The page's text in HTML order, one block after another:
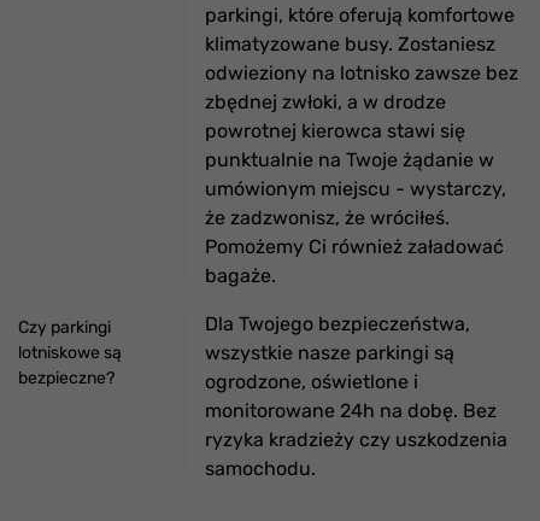
parkingi, które oferują komfortowe
klimatyzowane busy. Zostaniesz
odwieziony na lotnisko zawsze bez
zbędnej zwłoki, a w drodze
powrotnej kierowca stawi się
punktualnie na Twoje żądanie w
umówionym miejscu - wystarczy,
że zadzwonisz, że wróciłeś.
Pomożemy Ci również załadować
bagaże.
Czy parkingi
lotniskowe są
bezpieczne?
Dla Twojego bezpieczeństwa,
wszystkie nasze parkingi są
ogrodzone, oświetlone i
monitorowane 24h na dobę. Bez
ryzyka kradzieży czy uszkodzenia
samochodu.